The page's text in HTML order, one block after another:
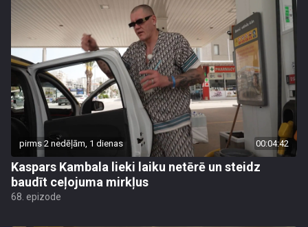
pirms 2 nedēļām, 1 dienas 00:04:42
Kaspars Kambala lieki laiku netērē un steidz
baudīt ceļojuma mirkļus
68. epizode